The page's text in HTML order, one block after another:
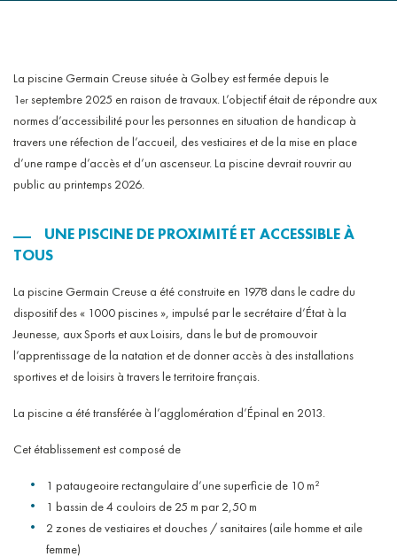
La piscine Germain Creuse située à Golbey est fermée depuis le
1erseptembre 2025 en raison de travaux. L’objectif était de répondre aux
normes d’accessibilité pour les personnes en situation de handicap à
travers une réfection de l’accueil, des vestiaires et de la mise en place
d’une rampe d’accès et d’un ascenseur. La piscine devrait rouvrir au
public au printemps 2026.
UNE PISCINE DE PROXIMITÉ ET ACCESSIBLE À
TOUS
La piscine Germain Creuse a été construite en 1978 dans le cadre du
dispositif des « 1000 piscines », impulsé par le secrétaire d’État à la
Jeunesse, aux Sports et aux Loisirs, dans le but de promouvoir
l’apprentissage de la natation et de donner accès à des installations
sportives et de loisirs à travers le territoire français.
La piscine a été transférée à l’agglomération d’Épinal en 2013.
Cet établissement est composé de
1 pataugeoire rectangulaire d’une superficie de 10 m²
1 bassin de 4 couloirs de 25 m par 2,50 m
2 zones de vestiaires et douches / sanitaires (aile homme et aile
femme)